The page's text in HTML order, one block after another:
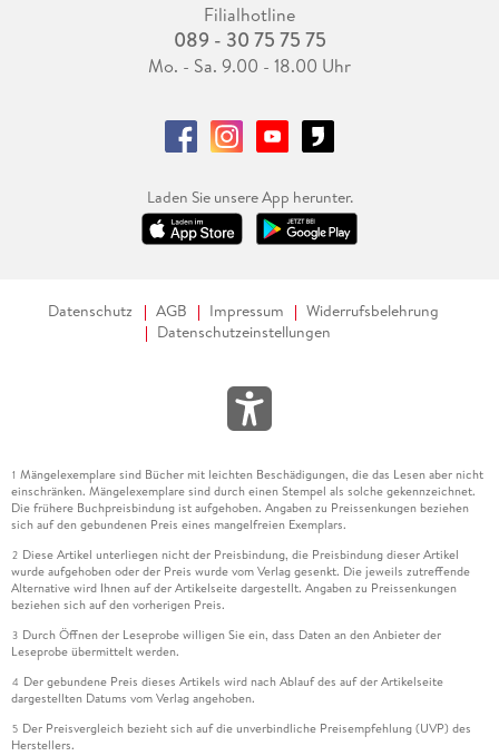
Filialhotline
089 - 30 75 75 75
Mo. - Sa. 9.00 - 18.00 Uhr
Laden Sie unsere App herunter.
Datenschutz AGB Impressum
Widerrufsbelehrung
Datenschutzeinstellungen
1 Mängelexemplare sind Bücher mit leichten Beschädigungen, die das Lesen aber nicht
einschränken. Mängelexemplare sind durch einen Stempel als solche gekennzeichnet.
Die frühere Buchpreisbindung ist aufgehoben. Angaben zu Preissenkungen beziehen
sich auf den gebundenen Preis eines mangelfreien Exemplars.
2 Diese Artikel unterliegen nicht der Preisbindung, die Preisbindung dieser Artikel
wurde aufgehoben oder der Preis wurde vom Verlag gesenkt. Die jeweils zutreffende
Alternative wird Ihnen auf der Artikelseite dargestellt. Angaben zu Preissenkungen
beziehen sich auf den vorherigen Preis.
3 Durch Öffnen der Leseprobe willigen Sie ein, dass Daten an den Anbieter der
Leseprobe übermittelt werden.
4 Der gebundene Preis dieses Artikels wird nach Ablauf des auf der Artikelseite
dargestellten Datums vom Verlag angehoben.
5 Der Preisvergleich bezieht sich auf die unverbindliche Preisempfehlung (UVP) des
Herstellers.